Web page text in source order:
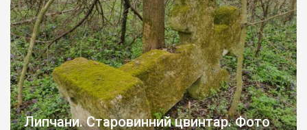
Липчани. Старовинний цвинтар. Фото